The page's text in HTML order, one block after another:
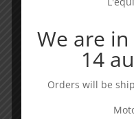
Rally tower kit –
Dispo : 3 à 5 jours
We are
14
Orders will be